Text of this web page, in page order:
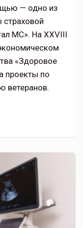
— одно из
страховой
МС». На XXVIII
«Здоровое
проекты по
ветеранов.